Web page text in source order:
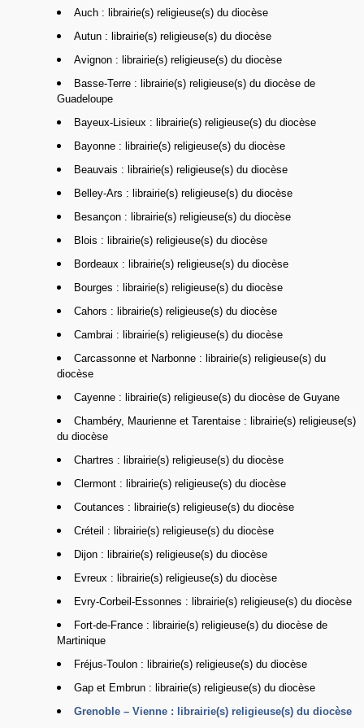
Auch : librairie(s) religieuse(s) du diocèse
Autun : librairie(s) religieuse(s) du diocèse
Avignon : librairie(s) religieuse(s) du diocèse
Basse-Terre : librairie(s) religieuse(s) du diocèse de
Guadeloupe
Bayeux-Lisieux : librairie(s) religieuse(s) du diocèse
Bayonne : librairie(s) religieuse(s) du diocèse
Beauvais : librairie(s) religieuse(s) du diocèse
Belley-Ars : librairie(s) religieuse(s) du diocèse
Besançon : librairie(s) religieuse(s) du diocèse
Blois : librairie(s) religieuse(s) du diocèse
Bordeaux : librairie(s) religieuse(s) du diocèse
Bourges : librairie(s) religieuse(s) du diocèse
Cahors : librairie(s) religieuse(s) du diocèse
Cambrai : librairie(s) religieuse(s) du diocèse
Carcassonne et Narbonne : librairie(s) religieuse(s) du
diocèse
Cayenne : librairie(s) religieuse(s) du diocèse de Guyane
Chambéry, Maurienne et Tarentaise : librairie(s) religieuse(s)
du diocèse
Chartres : librairie(s) religieuse(s) du diocèse
Clermont : librairie(s) religieuse(s) du diocèse
Coutances : librairie(s) religieuse(s) du diocèse
Créteil : librairie(s) religieuse(s) du diocèse
Dijon : librairie(s) religieuse(s) du diocèse
Evreux : librairie(s) religieuse(s) du diocèse
Evry-Corbeil-Essonnes : librairie(s) religieuse(s) du diocèse
Fort-de-France : librairie(s) religieuse(s) du diocèse de
Martinique
Fréjus-Toulon : librairie(s) religieuse(s) du diocèse
Gap et Embrun : librairie(s) religieuse(s) du diocèse
Grenoble – Vienne : librairie(s) religieuse(s) du diocèse